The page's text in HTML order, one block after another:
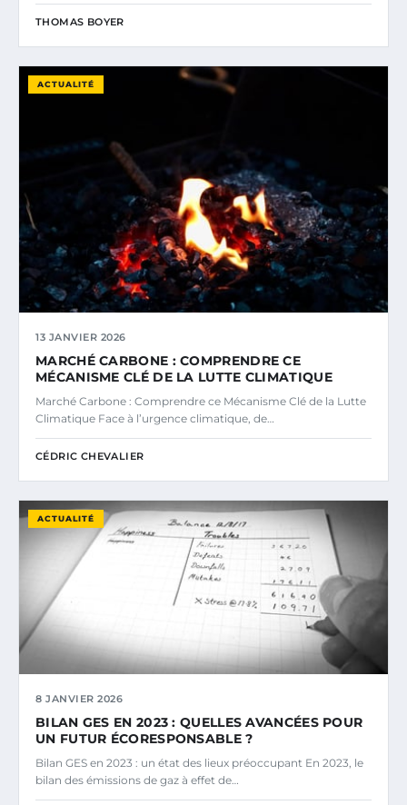
THOMAS BOYER
ACTUALITÉ
13 JANVIER 2026
MARCHÉ CARBONE : COMPRENDRE CE
MÉCANISME CLÉ DE LA LUTTE CLIMATIQUE
Marché Carbone : Comprendre ce Mécanisme Clé de la Lutte
Climatique Face à l’urgence climatique, de…
CÉDRIC CHEVALIER
ACTUALITÉ
8 JANVIER 2026
BILAN GES EN 2023 : QUELLES AVANCÉES POUR
UN FUTUR ÉCORESPONSABLE ?
Bilan GES en 2023 : un état des lieux préoccupant En 2023, le
bilan des émissions de gaz à effet de…